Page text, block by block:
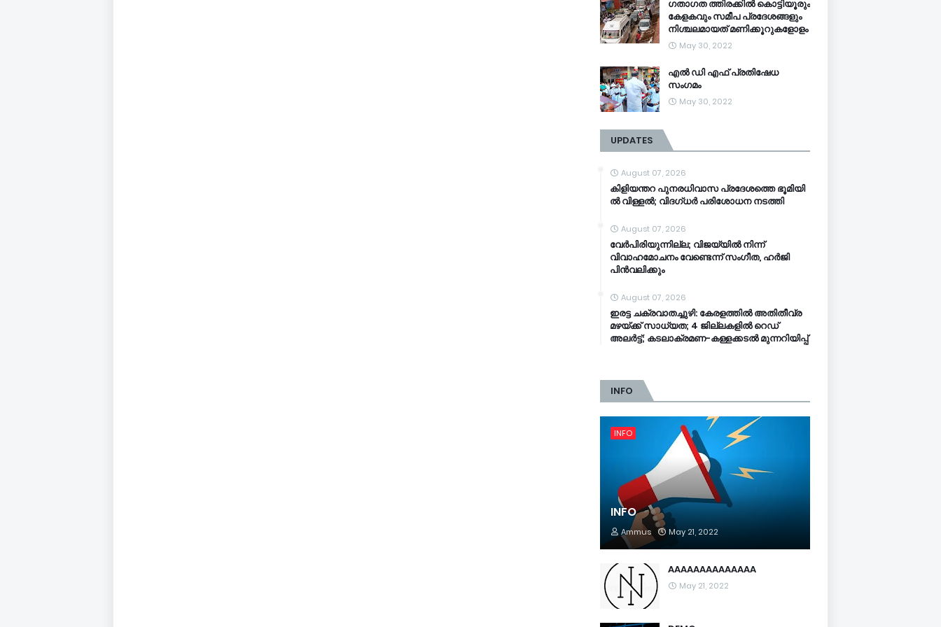
ഗതാഗത ത്തിരക്കിൽ കൊട്ടിയൂരും
കേളകവും സമീപ പ്രദേശങ്ങളും
നിശ്ചലമായത് മണിക്കൂറുകളോളം
May 30, 2022
എൽ ഡി എഫ് പ്രതിഷേധ
സംഗമം
May 30, 2022
UPDATES
August 07, 2026
കി​ളി​യ​ന്ത​റ പു​ന​ര​ധി​വാ​സ പ്രദേശത്തെ ഭൂ​മി​യി​
ൽ വി​ള്ള​ൽ; വി​ദ​ഗ്ധ​ർ പ​രി​ശോ​ധ​ന ന​ട​ത്തി
August 07, 2026
വേർപിരിയുന്നില്ല; വിജയ്‍യിൽ നിന്ന്
വിവാഹമോചനം വേണ്ടെന്ന് സംഗീത, ഹർജി
പിൻവലിക്കും
August 07, 2026
ഇരട്ട ചക്രവാതച്ചുഴി: കേരളത്തിൽ അതിതീവ്ര
മഴയ്ക്ക് സാധ്യത; 4 ജില്ലകളിൽ റെഡ്
അലർട്ട്; കടലാക്രമണ-കള്ളക്കടൽ മുന്നറിയിപ്പ്
INFO
INFO
INFO
Ammus May 21, 2022
AAAAAAAAAAAAAA
May 21, 2022